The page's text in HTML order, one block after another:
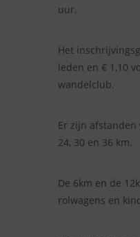
uur.
Het
leden en € 1,10
wandelclub.
Er zijn afstanden
24, 30 en 36 km.
De 6km en de
rolwagens en